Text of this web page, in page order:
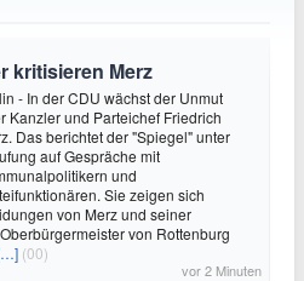
kritisieren Merz
- In der CDU wächst der Unmut
Kanzler und Parteichef Friedrich
Das berichtet der "Spiegel" unter
auf Gespräche mit
und
Sie zeigen sich
von Merz und seiner
von Rottenburg
(00)
vor 2 Minuten